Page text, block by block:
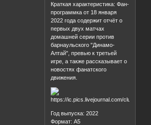
Краткая характеристика: Фан-
программка от 18 января
2022 года содержит отчёт о
первых двух матчах
домашней серии против
барнаульского "Динамо-
Алтай", превью к третьей
игре, а также рассказывает о
новостях фанатского
движения.
Год выпуска: 2022
Формат: А5